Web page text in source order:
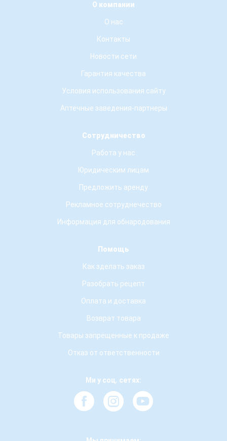
О компании
О нас
Контакты
Новости сети
Гарантия качества
Условия использования сайту
Аптечные заведения-партнеры
Сотрудничество
Работа у нас
Юридическим лицам
Предложить аренду
Рекламное сотруднечество
Информация для обнародования
Помощь
Как зделать заказ
Разобрать рецепт
Оплата и доставка
Возврат товара
Товары запрещенные к продаже
Отказ от ответственности
Ми у соц. сетях: